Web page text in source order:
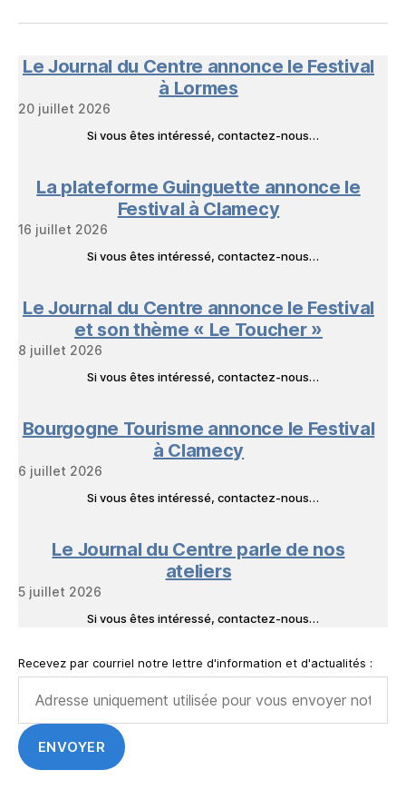
NeL
à
Livres
Le Journal du Centre annonce le Festival
à Lormes
20 juillet 2026
Si vous êtes intéressé, contactez-nous…
La plateforme Guinguette annonce le
Festival à Clamecy
16 juillet 2026
Si vous êtes intéressé, contactez-nous…
Le Journal du Centre annonce le Festival
et son thème « Le Toucher »
8 juillet 2026
Si vous êtes intéressé, contactez-nous…
Bourgogne Tourisme annonce le Festival
à Clamecy
6 juillet 2026
Si vous êtes intéressé, contactez-nous…
Le Journal du Centre parle de nos
ateliers
5 juillet 2026
Si vous êtes intéressé, contactez-nous…
Recevez par courriel notre lettre d'information et d'actualités :